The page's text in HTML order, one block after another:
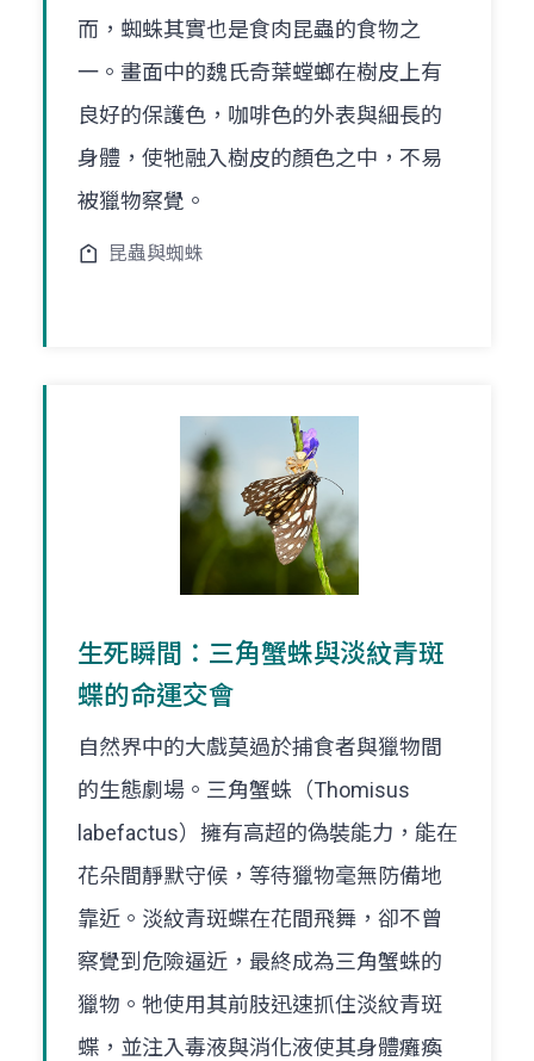
而，蜘蛛其實也是食肉昆蟲的食物之
一。畫面中的魏氏奇葉螳螂在樹皮上有
良好的保護色，咖啡色的外表與細長的
身體，使牠融入樹皮的顏色之中，不易
被獵物察覺。
昆蟲與蜘蛛
生死瞬間：三角蟹蛛與淡紋青斑
蝶的命運交會
自然界中的大戲莫過於捕食者與獵物間
的生態劇場。三角蟹蛛（Thomisus
labefactus）擁有高超的偽裝能力，能在
花朵間靜默守候，等待獵物毫無防備地
靠近。淡紋青斑蝶在花間飛舞，卻不曾
察覺到危險逼近，最終成為三角蟹蛛的
獵物。牠使用其前肢迅速抓住淡紋青斑
蝶，並注入毒液與消化液使其身體癱瘓